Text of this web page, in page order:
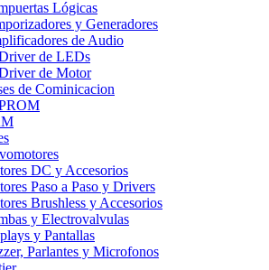
Lógicas
y Generadores
de Audio
de LEDs
de Motor
de Cominicacion
DC y Accesorios
Paso a Paso y Drivers
Brushless y Accesorios
y Electrovalvulas
y Pantallas
Parlantes y Microfonos